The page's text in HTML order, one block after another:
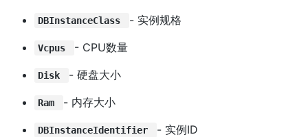
DBInstanceClass - 实例规格
Vcpus - CPU数量
Disk - 硬盘大小
Ram - 内存大小
DBInstanceIdentifier - 实例ID